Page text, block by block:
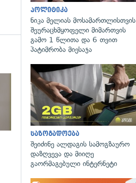
გადახედვა
პოლიტიკა
ნიკა მელიას მოსამართლისთვის
შეურაცხმყოფელი მიმართვის
გამო 1 წლითა და 6 თვით
პატიმრობა მიესაჯა
საზოგადოება
შეიძინე ალდაგის სამოგზაურო
დაზღვევა და მიიღე
გაორმაგებული ინტერნეტი